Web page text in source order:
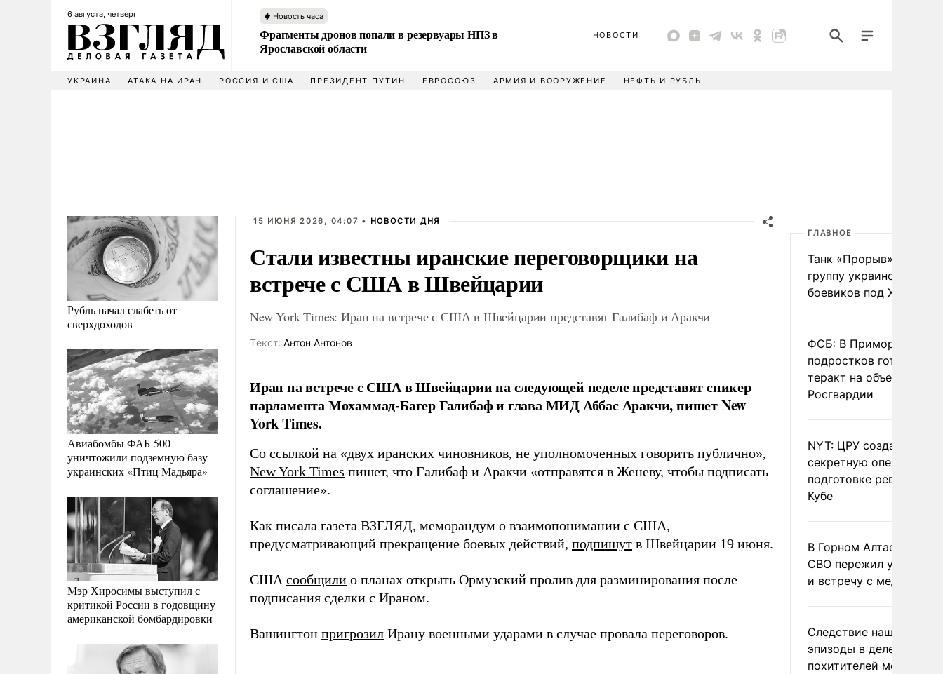
6 августа, четверг Новость часа
Фрагменты дронов попали в резервуары НПЗ в
Ярославской области
НОВОСТИ
УКРАИНА АТАКА НА ИРАН РОССИЯ И США ПРЕЗИДЕНТ ПУТИН ЕВРОСОЮЗ АРМИЯ И ВООРУЖЕНИЕ НЕФТЬ И РУБЛЬ
Рубль начал слабеть от
сверхдоходов
Авиабомбы ФАБ-500
уничтожили подземную базу
украинских «Птиц Мадьяра»
Мэр Хиросимы выступил с
критикой России в годовщину
американской бомбардировки
15 ИЮНЯ 2026, 04:07 • НОВОСТИ ДНЯ
Стали известны иранские переговорщики на
встрече с США в Швейцарии
New York Times: Иран на встрече с США в Швейцарии представят Галибаф и Аракчи
Tекст: Антон Антонов
Иран на встрече с США в Швейцарии на следующей неделе представят спикер
парламента Мохаммад-Багер Галибаф и глава МИД Аббас Аракчи, пишет New
York Times.
Со ссылкой на «двух иранских чиновников, не уполномоченных говорить публично»,
New York Times пишет, что Галибаф и Аракчи «отправятся в Женеву, чтобы подписать
соглашение».
Как писала газета ВЗГЛЯД, меморандум о взаимопонимании с США,
предусматривающий прекращение боевых действий, подпишут в Швейцарии 19 июня.
США сообщили о планах открыть Ормузский пролив для разминирования после
подписания сделки с Ираном.
Вашингтон пригрозил Ирану военными ударами в случае провала переговоров.
ГЛАВНОЕ
Танк «Прорыв»
группу украинских
боевиков под
ФСБ: В Приморье трое
подростков готовили
теракт на объекте
Росгвардии
NYT: ЦРУ создало
секретную опергруппу
подготовке революции
Кубе
В Горном Алтае
СВО пережил удар
и встречу с медведем
Следствие нашло
эпизоды в деле
похитителей москвичек